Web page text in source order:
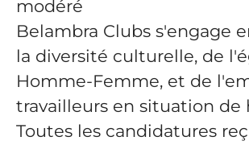
modéré
Belambra Clubs s'engage
la diversité culturelle, de
Homme-Femme, et de
travailleurs en situation de
Toutes les candidatures